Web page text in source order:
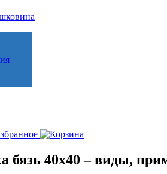
бязь 40х40 – виды,